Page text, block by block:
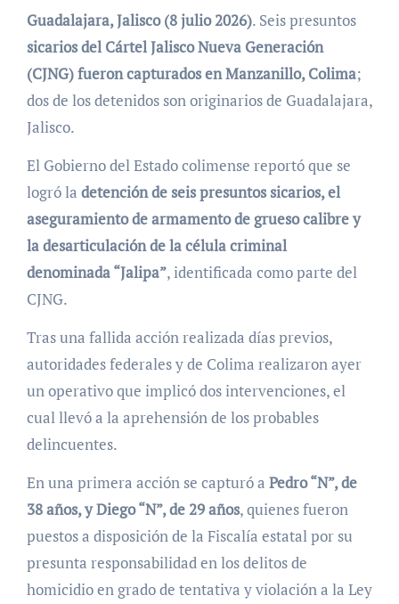
Guadalajara, Jalisco (8 julio 2026). Seis presuntos
sicarios del Cártel Jalisco Nueva Generación
(CJNG) fueron capturados en Manzanillo, Colima;
dos de los detenidos son originarios de Guadalajara,
Jalisco.
El Gobierno del Estado colimense reportó que se
logró la detención de seis presuntos sicarios, el
aseguramiento de armamento de grueso calibre y
la desarticulación de la célula criminal
denominada “Jalipa”, identificada como parte del
CJNG.
Tras una fallida acción realizada días previos,
autoridades federales y de Colima realizaron ayer
un operativo que implicó dos intervenciones, el
cual llevó a la aprehensión de los probables
delincuentes.
En una primera acción se capturó a Pedro “N”, de
38 años, y Diego “N”, de 29 años, quienes fueron
puestos a disposición de la Fiscalía estatal por su
presunta responsabilidad en los delitos de
homicidio en grado de tentativa y violación a la Ley